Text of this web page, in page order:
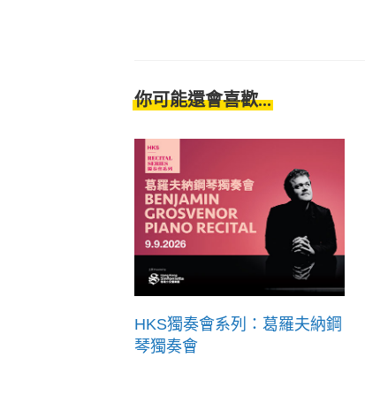
你可能還會喜歡...
HKS獨奏會系列：葛羅夫納鋼
琴獨奏會